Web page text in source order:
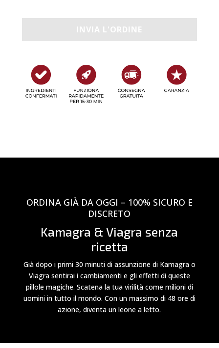
ORDINA GIÀ DA OGGI – 100% SICURO E
DISCRETO
Kamagra & Viagra senza
ricetta
Già dopo i primi 30 minuti di assunzione di Kamagra o
Viagra sentirai i cambiamenti e gli effetti di queste
pillole magiche. Scatena la tua virilità come milioni di
uomini in tutto il mondo. Con un massimo di 48 ore di
azione, diventa un leone a letto.